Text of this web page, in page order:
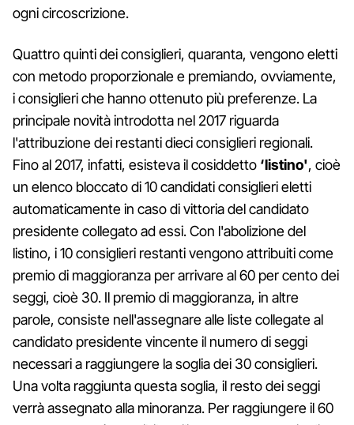
ogni circoscrizione.
Quattro quinti dei consiglieri, quaranta, vengono eletti
con metodo proporzionale e premiando, ovviamente,
i consiglieri che hanno ottenuto più preferenze. La
principale novità introdotta nel 2017 riguarda
l'attribuzione dei restanti dieci consiglieri regionali.
Fino al 2017, infatti, esisteva il cosiddetto ‘listino', cioè
un elenco bloccato di 10 candidati consiglieri eletti
automaticamente in caso di vittoria del candidato
presidente collegato ad essi. Con l'abolizione del
listino, i 10 consiglieri restanti vengono attribuiti come
premio di maggioranza per arrivare al 60 per cento dei
seggi, cioè 30. Il premio di maggioranza, in altre
parole, consiste nell'assegnare alle liste collegate al
candidato presidente vincente il numero di seggi
necessari a raggiungere la soglia dei 30 consiglieri.
Una volta raggiunta questa soglia, il resto dei seggi
verrà assegnato alla minoranza. Per raggiungere il 60